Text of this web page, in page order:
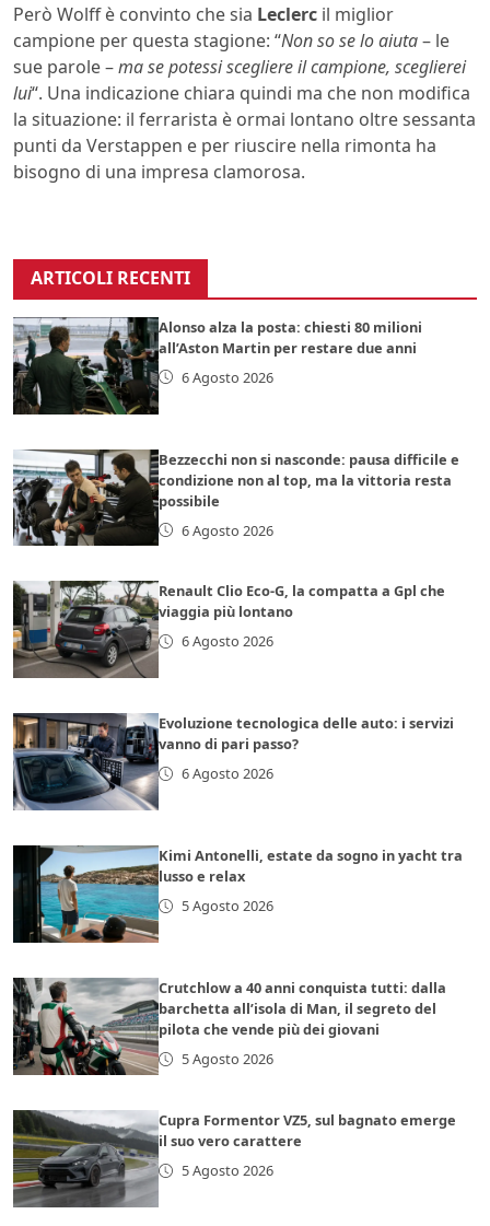
Però Wolff è convinto che sia Leclerc il miglior
campione per questa stagione: “Non so se lo aiuta– le
sue parole –ma se potessi scegliere il campione, sceglierei
lui“. Una indicazione chiara quindi ma che non modifica
la situazione: il ferrarista è ormai lontano oltre sessanta
punti da Verstappen e per riuscire nella rimonta ha
bisogno di una impresa clamorosa.
ARTICOLI RECENTI
Alonso alza la posta: chiesti 80 milioni
all’Aston Martin per restare due anni
6 Agosto 2026
Bezzecchi non si nasconde: pausa difficile e
condizione non al top, ma la vittoria resta
possibile
6 Agosto 2026
Renault Clio Eco-G, la compatta a Gpl che
viaggia più lontano
6 Agosto 2026
Evoluzione tecnologica delle auto: i servizi
vanno di pari passo?
6 Agosto 2026
Kimi Antonelli, estate da sogno in yacht tra
lusso e relax
5 Agosto 2026
Crutchlow a 40 anni conquista tutti: dalla
barchetta all’isola di Man, il segreto del
pilota che vende più dei giovani
5 Agosto 2026
Cupra Formentor VZ5, sul bagnato emerge
il suo vero carattere
5 Agosto 2026